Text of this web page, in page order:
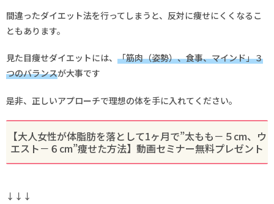
間違ったダイエット法を行ってしまうと、反対に痩せにくくなるこ
ともあります。
見た目痩せダイエットには、 「筋肉（姿勢）、食事、マインド」３
つのバランスが大事です
是非、正しいアプローチで理想の体を手に入れてください。
【大人女性が体脂肪を落として1ヶ月で”太もも－５cm、ウ
エスト－６cm”痩せた方法】動画セミナー無料プレゼント
↓↓↓